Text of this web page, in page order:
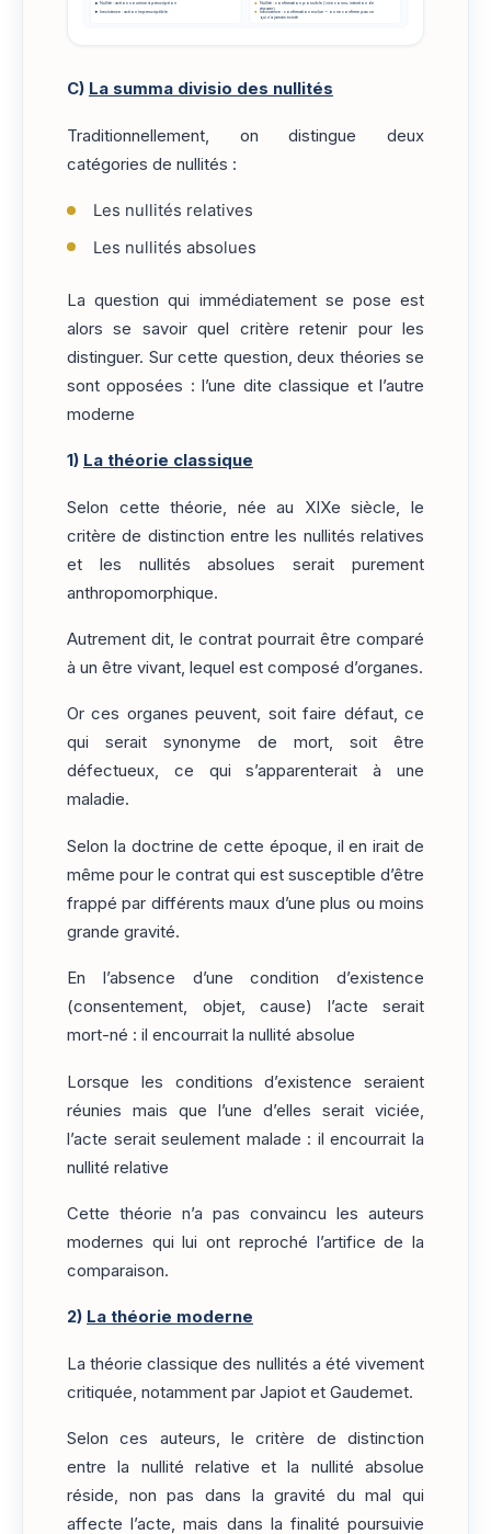
Nullité : action soumise à prescription
Inexistence : action imprescriptible
Nullité : confirmation possible (vice connu, intention de
réparer)
Inexistence : confirmation exclue — on ne confirme pas ce
qui n'a jamais existé
C) La summa divisio des nullités
Traditionnellement, on distingue deux
catégories de nullités :
Les nullités relatives
Les nullités absolues
La question qui immédiatement se pose est
alors se savoir quel critère retenir pour les
distinguer. Sur cette question, deux théories se
sont opposées : l’une dite classique et l’autre
moderne
1) La théorie classique
Selon cette théorie, née au XIXe siècle, le
critère de distinction entre les nullités relatives
et les nullités absolues serait purement
anthropomorphique.
Autrement dit, le contrat pourrait être comparé
à un être vivant, lequel est composé d’organes.
Or ces organes peuvent, soit faire défaut, ce
qui serait synonyme de mort, soit être
défectueux, ce qui s’apparenterait à une
maladie.
Selon la doctrine de cette époque, il en irait de
même pour le contrat qui est susceptible d’être
frappé par différents maux d’une plus ou moins
grande gravité.
En l’absence d’une condition d’existence
(consentement, objet, cause) l’acte serait
mort-né : il encourrait la nullité absolue
Lorsque les conditions d’existence seraient
réunies mais que l’une d’elles serait viciée,
l’acte serait seulement malade : il encourrait la
nullité relative
Cette théorie n’a pas convaincu les auteurs
modernes qui lui ont reproché l’artifice de la
comparaison.
2) La théorie moderne
La théorie classique des nullités a été vivement
critiquée, notamment par Japiot et Gaudemet.
Selon ces auteurs, le critère de distinction
entre la nullité relative et la nullité absolue
réside, non pas dans la gravité du mal qui
affecte l’acte, mais dans la finalité poursuivie